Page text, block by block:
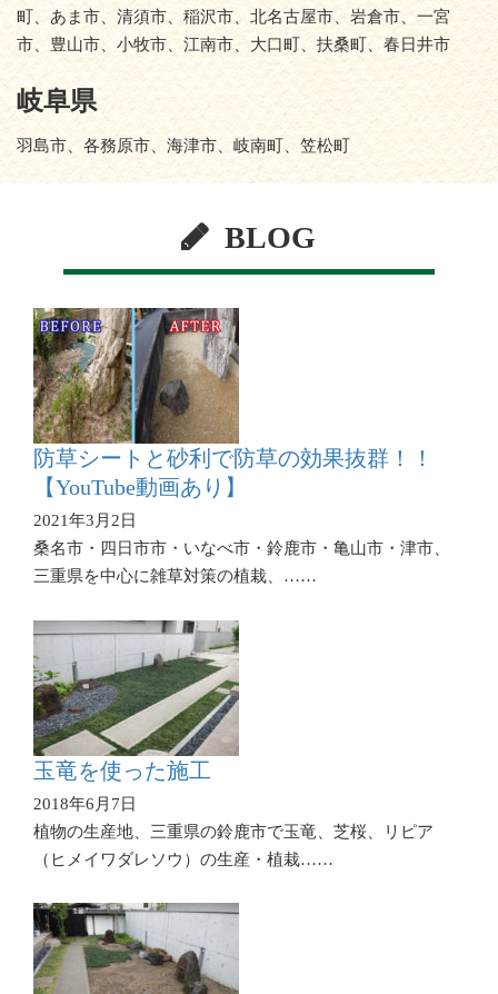
町、あま市、清須市、稲沢市、北名古屋市、岩倉市、一宮
市、豊山市、小牧市、江南市、大口町、扶桑町、春日井市
岐阜県
羽島市、各務原市、海津市、岐南町、笠松町
BLOG
防草シートと砂利で防草の効果抜群！！
【YouTube動画あり】
2021年3月2日
桑名市・四日市市・いなべ市・鈴鹿市・亀山市・津市、
三重県を中心に雑草対策の植栽、……
玉竜を使った施工
2018年6月7日
植物の生産地、三重県の鈴鹿市で玉竜、芝桜、リピア
（ヒメイワダレソウ）の生産・植栽……